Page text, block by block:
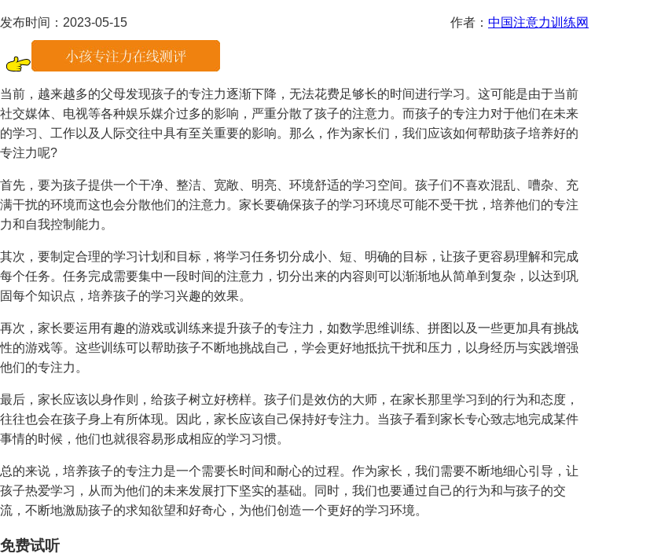
作者： 中国注意力训练网
发布时间：2023-05-15
当前，越来越多的父母发现孩子的专注力逐渐下降，无法花费足够长的时间进行学习。这可能是由于当前
社交媒体、电视等各种娱乐媒介过多的影响，严重分散了孩子的注意力。而孩子的专注力对于他们在未来
的学习、工作以及人际交往中具有至关重要的影响。那么，作为家长们，我们应该如何帮助孩子培养好的
专注力呢?
首先，要为孩子提供一个干净、整洁、宽敞、明亮、环境舒适的学习空间。孩子们不喜欢混乱、嘈杂、充
满干扰的环境而这也会分散他们的注意力。家长要确保孩子的学习环境尽可能不受干扰，培养他们的专注
力和自我控制能力。
其次，要制定合理的学习计划和目标，将学习任务切分成小、短、明确的目标，让孩子更容易理解和完成
每个任务。任务完成需要集中一段时间的注意力，切分出来的内容则可以渐渐地从简单到复杂，以达到巩
固每个知识点，培养孩子的学习兴趣的效果。
再次，家长要运用有趣的游戏或训练来提升孩子的专注力，如数学思维训练、拼图以及一些更加具有挑战
性的游戏等。这些训练可以帮助孩子不断地挑战自己，学会更好地抵抗干扰和压力，以身经历与实践增强
他们的专注力。
最后，家长应该以身作则，给孩子树立好榜样。孩子们是效仿的大师，在家长那里学习到的行为和态度，
往往也会在孩子身上有所体现。因此，家长应该自己保持好专注力。当孩子看到家长专心致志地完成某件
事情的时候，他们也就很容易形成相应的学习习惯。
总的来说，培养孩子的专注力是一个需要长时间和耐心的过程。作为家长，我们需要不断地细心引导，让
孩子热爱学习，从而为他们的未来发展打下坚实的基础。同时，我们也要通过自己的行为和与孩子的交
流，不断地激励孩子的求知欲望和好奇心，为他们创造一个更好的学习环境。
免费试听